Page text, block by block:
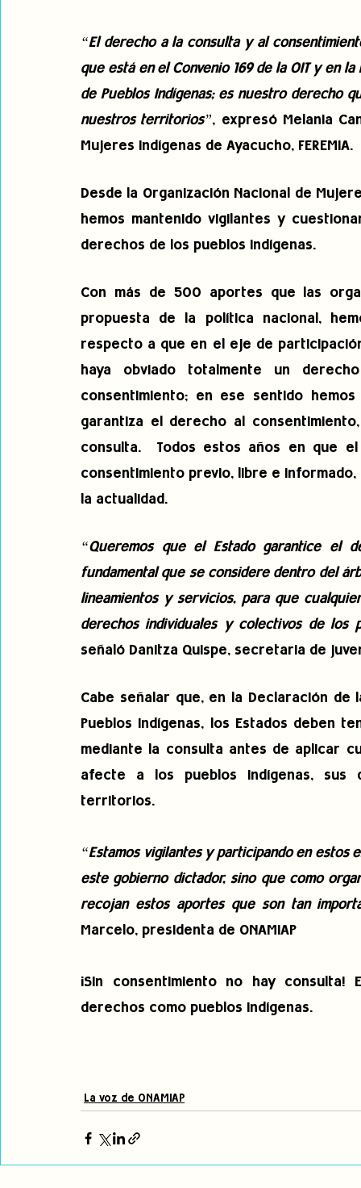
“El derecho a la consulta y al
que está en el Convenio 169 de la OIT y en
de Pueblos Indígenas; es nuestro derecho
nuestros territorios”, expresó Melania
Mujeres Indígenas de Ayacucho, FEREMIA.
Desde la Organización Nacional de
hemos mantenido vigilantes y
derechos de los pueblos indígenas.
Con más de 500 aportes que las
propuesta de la política nacional,
respecto a que en el eje de
haya obviado totalmente un
consentimiento; en ese sentido
garantiza el derecho al
consulta.  Todos estos años en que
consentimiento previo, libre e
la actualidad.
“Queremos que el Estado garantice el
fundamental que se considere dentro del
lineamientos y servicios, para que
señaló Danitza Quispe, secretaria de
Cabe señalar que, en la Declaración de
Pueblos Indígenas, los Estados deben
mediante la consulta antes de aplicar
afecte a los pueblos indígenas, sus
territorios.
“Estamos vigilantes y participando en estos
este gobierno dictador, sino que como
recojan estos aportes que son tan
Marcelo, presidenta de ONAMIAP
¡Sin consentimiento no hay
derechos como pueblos indígenas.
La voz de ONAMIAP